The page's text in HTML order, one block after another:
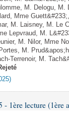
M. Delogu, M.
Mme
M. Laisney, M. Le
Lepvraud, M.
M. Nilor, Mme
M.
Terrenoir, M.
1ère lecture (1ère